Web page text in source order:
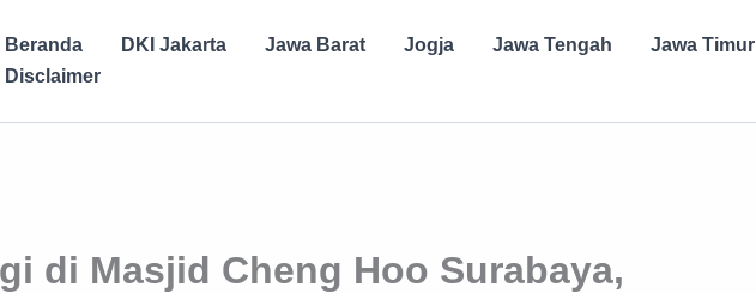
Beranda DKI Jakarta Jawa Barat Jogja Jawa Tengah Jawa Timur
Disclaimer
di Masjid Cheng Hoo Surabaya,